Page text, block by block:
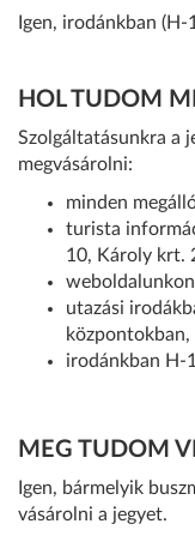
Igen, irodánkban (H-
HOL TUDOM
Szolgáltatásunkra a
megvásárolni:
minden
turista
10, Károly krt.
utazási
központokban,
irodánkban H-
MEG TUDOM
Igen, bármelyik
vásárolni a jegyet.